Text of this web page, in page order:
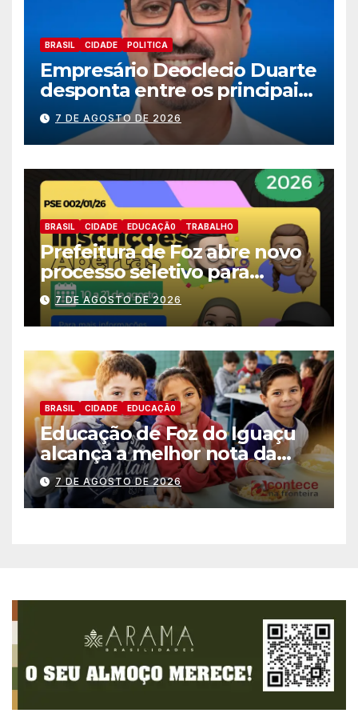
BRASIL CIDADE POLITICA
Empresário Deoclecio Duarte
desponta entre os principais
nomes do União Brasil para
deputado estadual
7 DE AGOSTO DE 2026
BRASIL CIDADE EDUCAÇÃ0 TRABALHO
Prefeitura de Foz abre novo
processo seletivo para
estagiários
7 DE AGOSTO DE 2026
BRASIL CIDADE EDUCAÇÃ0
Educação de Foz do Iguaçu
alcança a melhor nota da
história no IDEB
7 DE AGOSTO DE 2026